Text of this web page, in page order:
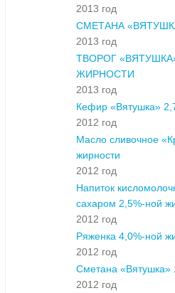
2013 год
СМЕТАНА
2013 год
ТВОРОГ
ЖИРНОСТИ
2013 год
Кефир «Вятушка»
2012 год
Масло сливочное
жирности
2012 год
Напиток
сахаром 2,5%-ной
2012 год
Ряженка 4,0%-ной
2012 год
Сметана «Вятушка»
2012 год